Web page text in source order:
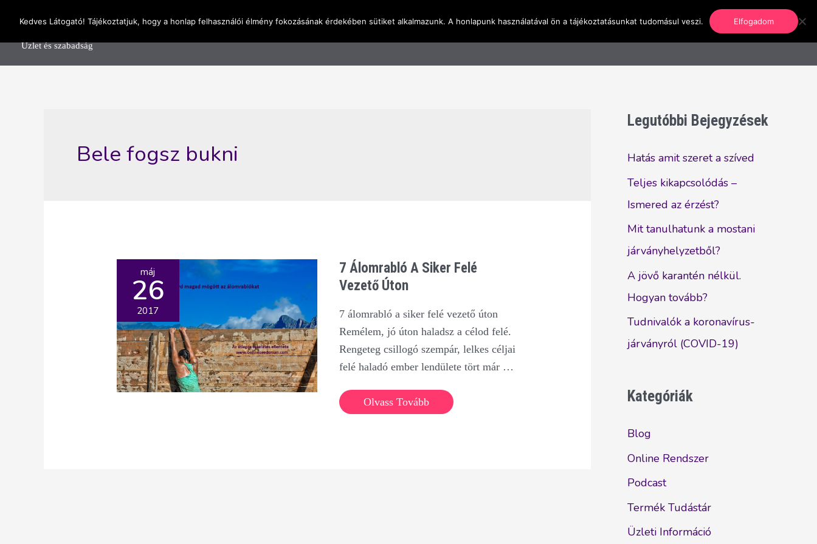
content
OnlineSeedsMan
Üzlet és szabadság
Kapcsolat
Bele fogsz bukni
máj
26
2017
7 Álomrabló A Siker Felé
Vezető Úton
7 álomrabló a siker felé vezető úton
Remélem, jó úton haladsz a célod felé.
Rengeteg csillogó szempár, lelkes céljai
felé haladó ember lendülete tört már …
7
Olvass Tovább
Legutóbbi Bejegyzések
Hatás amit szeret a szíved
Teljes kikapcsolódás –
Ismered az érzést?
Mit tanulhatunk a mostani
járványhelyzetből?
A jövő karantén nélkül.
Hogyan tovább?
Tudnivalók a koronavírus-
járványról (COVID-19)
Kategóriák
Blog
Online Rendszer
Podcast
Termék Tudástár
Üzleti Információ
Kedves Látogató! Tájékoztatjuk, hogy a honlap felhasználói élmény fokozásának érdekében sütiket alkalmazunk. A honlapunk használatával ön a tájékoztatásunkat tudomásul veszi. Elfogadom